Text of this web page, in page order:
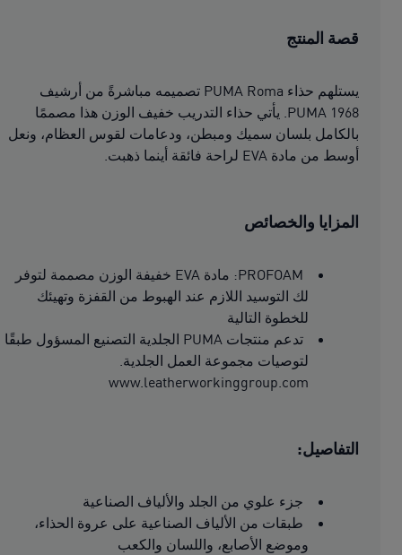
قصة المنتج
يستلهم حذاء PUMA Roma تصميمه مباشرةً من أرشيف
PUMA 1968. يأتي حذاء التدريب خفيف الوزن هذا مصممًا
بالكامل بلسان سميك ومبطن، ودعامات لقوس العظام، ونعل
أوسط من مادة EVA لراحة فائقة أينما ذهبت.
المزايا والخصائص
PROFOAM: مادة EVA خفيفة الوزن مصممة لتوفر
لك التوسيد اللازم عند الهبوط من القفزة وتهيئك
للخطوة التالية
تدعم منتجات PUMA الجلدية التصنيع المسؤول طبقًا
لتوصيات مجموعة العمل الجلدية.
www.leatherworkinggroup.com
التفاصيل:
جزء علوي من الجلد والألياف الصناعية
طبقات من الألياف الصناعية على عروة الحذاء،
وموضع الأصابع، واللسان والكعب